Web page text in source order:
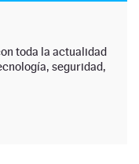
toda la actualidad
seguridad,